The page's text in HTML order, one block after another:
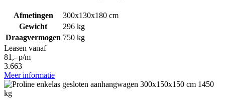
Afmetingen
300x130x180 cm
Gewicht
296 kg
Draagvermogen 750 kg
Leasen vanaf
81,- p/m
3.663
Meer informatie